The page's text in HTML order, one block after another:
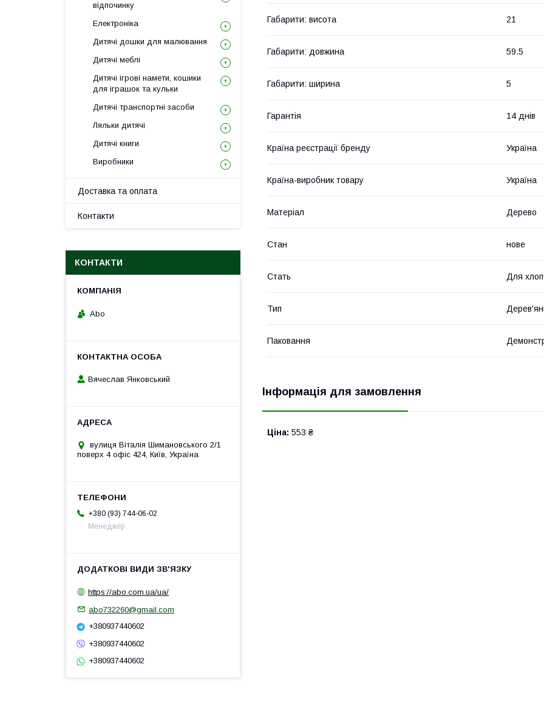
Габарити: висота 21
Габарити: довжина 59.5
Габарити: ширина 5
Гарантія 14 днів
Країна реєстрації бренду Україна
Країна-виробник товару Україна
Матеріал Дерево
Стан нове
Стать Для
Тип
Паковання
Інформація для замовлення
Ціна: 553 ₴
відпочинку
Електроніка
Дитячі дошки для малювання
Дитячі меблі
Дитячі ігрові намети, кошики
для іграшок та кульки
Дитячі транспортні засоби
Ляльки дитячі
Дитячі книги
Виробники
Доставка та оплата
Контакти
КОНТАКТИ
Abo
Вячеслав Янковський
вулиця Віталія Шимановського 2/1
поверх 4 офіс 424, Київ, Україна
+380 (93) 744-06-02
Менеджер
https://abo.com.ua/ua/
abo732260@gmail.com
+380937440602
+380937440602
+380937440602